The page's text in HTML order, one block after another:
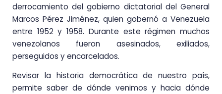
derrocamiento del gobierno dictatorial del General
Marcos Pérez Jiménez, quien gobernó a Venezuela
entre 1952 y 1958. Durante este régimen muchos
venezolanos fueron asesinados, exiliados,
perseguidos y encarcelados.
Revisar la historia democrática de nuestro país,
permite saber de dónde venimos y hacia dónde